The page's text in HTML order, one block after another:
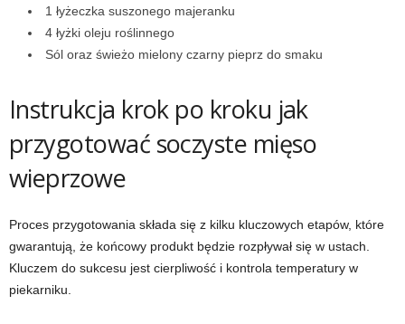
1 łyżeczka suszonego majeranku
4 łyżki oleju roślinnego
Sól oraz świeżo mielony czarny pieprz do smaku
Instrukcja krok po kroku jak
przygotować soczyste mięso
wieprzowe
Proces przygotowania składa się z kilku kluczowych etapów, które
gwarantują, że końcowy produkt będzie rozpływał się w ustach.
Kluczem do sukcesu jest cierpliwość i kontrola temperatury w
piekarniku.